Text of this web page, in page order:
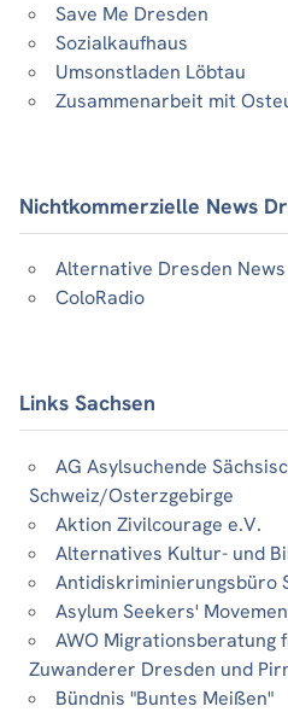
Save Me Dresden
Sozialkaufhaus
Umsonstladen Löbtau
Zusammenarbeit mit
Nichtkommerzielle News
Alternative Dresden News
ColoRadio
Links Sachsen
AG Asylsuchende
Schweiz/Osterzgebirge
Aktion Zivilcourage e.V.
Alternatives Kultur- und
Antidiskriminierungsbüro
Asylum Seekers'
AWO Migrationsberatung
Zuwanderer Dresden und
Bündnis "Buntes Meißen"